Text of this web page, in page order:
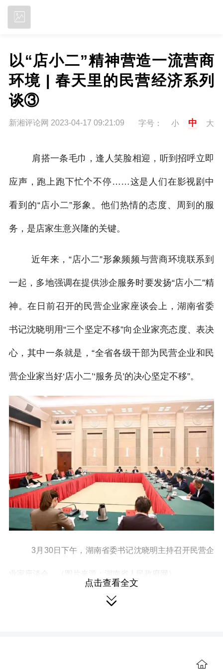
以“店小二”精神营造一流营商
环境 | 春天里的民营经济系列
谈③
新湘评论网 2023-04-17 09:21:09 字号： 小 中 大
肩搭一条毛巾，逢人笑脸相迎，听到招呼立即
应声，跑上跑下忙个不停……这是人们在影视剧中
看到的“店小二”形象。他们热情的态度、周到的服
务，是店家生意兴隆的关键。
近年来，“店小二”形象频频与营商环境联系到
一起，多地强调在提供涉企服务时要发扬“店小二”精
神。在日前召开的民营企业家座谈会上，湖南省委
书记沈晓明用“三个坚定不移”向企业家亮态度、表决
心，其中一条就是，“全省各级干部为民营企业和民
营企业家当好‘店小二’‘服务员’的决心坚定不移”。
3月30日下午，湖南省委书记沈晓明主持召开民营企
业家座谈会。（图片来源：湖南省人民政府网）
一个传统商业角色何以与政府行为联系到了一
点击查看全文
